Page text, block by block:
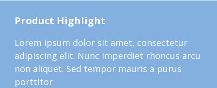
Product Highlight
Lorem ipsum dolor sit amet, consectetur
adipiscing elit. Nunc imperdiet rhoncus arcu
non aliquet. Sed tempor mauris a purus
porttitor